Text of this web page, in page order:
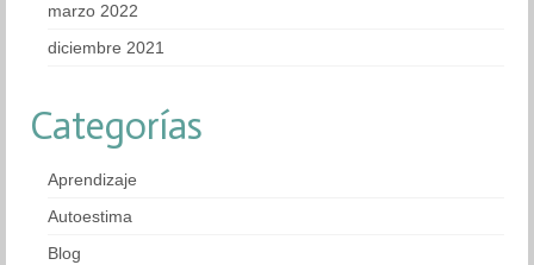
marzo 2022
diciembre 2021
Categorías
Aprendizaje
Autoestima
Blog